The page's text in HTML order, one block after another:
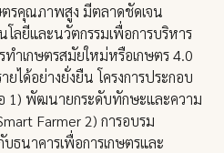
รคุณภาพสูง มีตลาดชัดเจน
ลยีและนวัตกรรมเพื่อการบริหาร
ำเกษตรสมัยใหม่หรือเกษตร 4.0
ได้อย่างยั่งยืน โครงการประกอบ
1) พัฒนายกระดับทักษะและความ
Farmer 2) การอบรม
ธนาคารเพื่อการเกษตรและ